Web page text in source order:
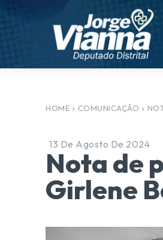
HOME COMUNICAÇÃO
13 De Agosto De 2024
Nota de
Girlene